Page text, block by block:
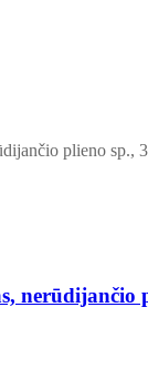
nerūdijančio